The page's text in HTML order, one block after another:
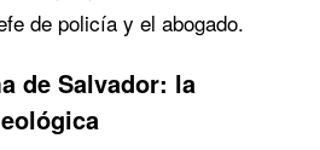
de policía y el abogado.
de Salvador: la